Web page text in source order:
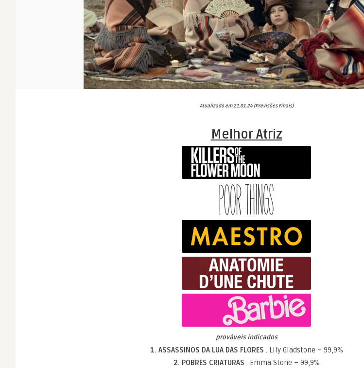
Atualizado em 21.01.24 (Previsões Finais)
Melhor Atriz
prováveis indicados
1. ASSASSINOS DA LUA DAS FLORES . Lily Gladstone – 99,9%
2. POBRES CRIATURAS . Emma Stone – 99,9%